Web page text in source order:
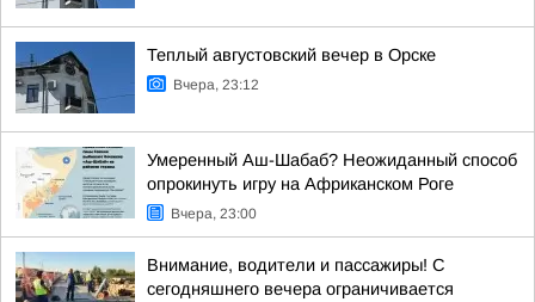
Теплый августовский вечер в Орске
Вчера, 23:12
Умеренный Аш-Шабаб? Неожиданный способ
опрокинуть игру на Африканском Роге
Вчера, 23:00
Внимание, водители и пассажиры! С
сегодняшнего вечера ограничивается